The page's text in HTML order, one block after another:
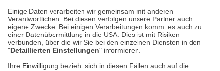
Einige Daten verarbeiten wir gemeinsam mit anderen
Verantwortlichen. Bei diesen verfolgen unsere Partner auch
eigene Zwecke. Bei einigen Verarbeitungen kommt es auch zu
einer Datenübermittlung in die USA. Dies ist mit Risiken
verbunden, über die wir Sie bei den einzelnen Diensten in den
"Detaillierten Einstellungen" informieren.
Ihre Einwilligung bezieht sich in diesen Fällen auch auf die
Hier finden Sie uns im Netz
Cookie-Einstellungen in Ihrem Browser